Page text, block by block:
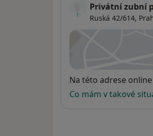
Privátní zubní
Ruská 42/614,
Dostupnost
Na této adrese
Co mám v takové